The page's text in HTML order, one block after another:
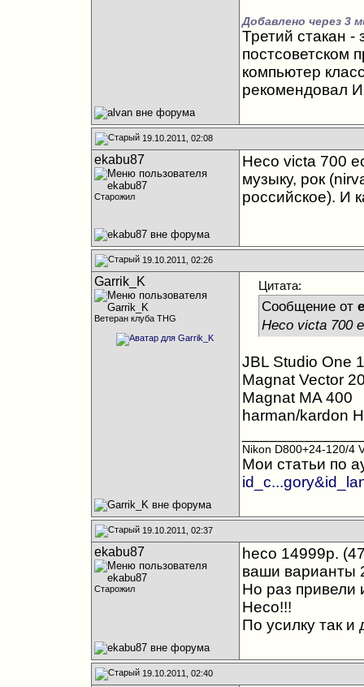
Добавлено через 3
Третий стакан
постсоветском
компьютер
рекомендовал
19.10.2011, 02:08
ekabu87
Старожил
Heco victa 700
музыку, рок
российское). И
19.10.2011, 02:26
Garrik_K
Ветеран клуба THG
Цитата:
Сообщение от
Heco victa 700
JBL Studio One
Magnat Vector
Magnat MA 400
harman/kardon
Nikon D800+24-120/4
Мои статьи по
19.10.2011, 02:37
ekabu87
Старожил
heco 14999р.
ваши варианты
Но раз привели
Heco!!!
По усилку так
19.10.2011, 02:40